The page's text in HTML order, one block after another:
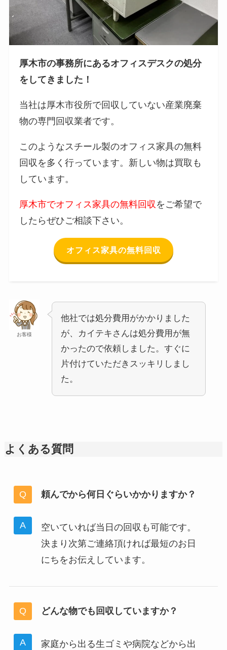
厚木市の事務所にあるオフィスデスクの処分
をしてきました！
当社は厚木市役所で回収していない産業廃棄
物の専門回収業者です。
このようなスチール製のオフィス家具の無料
回収を多く行っています。新しい物は買取も
しています。
厚木市でオフィス家具の無料回収 をご希望で
したらぜひご相談下さい。
オフィス家具の無料回収
お客様
他社では処分費用がかかりました
が、カイテキさんは処分費用が無
かったので依頼しました。すぐに
片付けていただきスッキリしまし
た。
よくある質問
頼んでから何日ぐらいかかりますか？
空いていれば当日の回収も可能です。
決まり次第ご連絡頂ければ最短のお日
にちをお伝えしています。
どんな物でも回収していますか？
家庭から出る生ゴミや病院などから出